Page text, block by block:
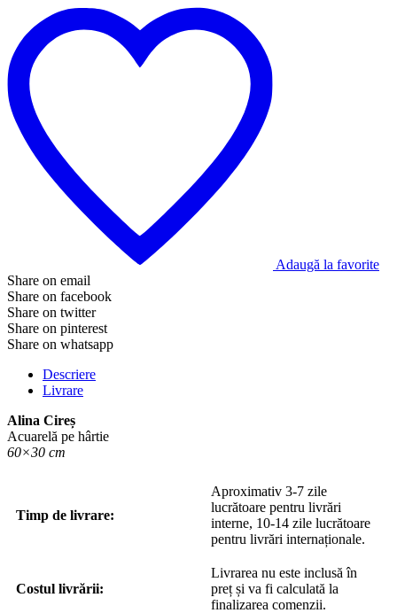
Adaugă la favorite
Share on email
Share on facebook
Share on twitter
Share on pinterest
Share on whatsapp
Descriere
Livrare
Alina Cireș
Acuarelă pe hârtie
60×30 cm
Timp de livrare:
Aproximativ 3-7 zile
lucrătoare pentru livrări
interne, 10-14 zile lucrătoare
pentru livrări internaționale.
Costul livrării:
Livrarea nu este inclusă în
preț și va fi calculată la
finalizarea comenzii.